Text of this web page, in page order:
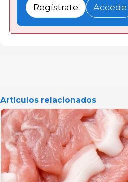
Regístrate Accede
Artículos relacionados